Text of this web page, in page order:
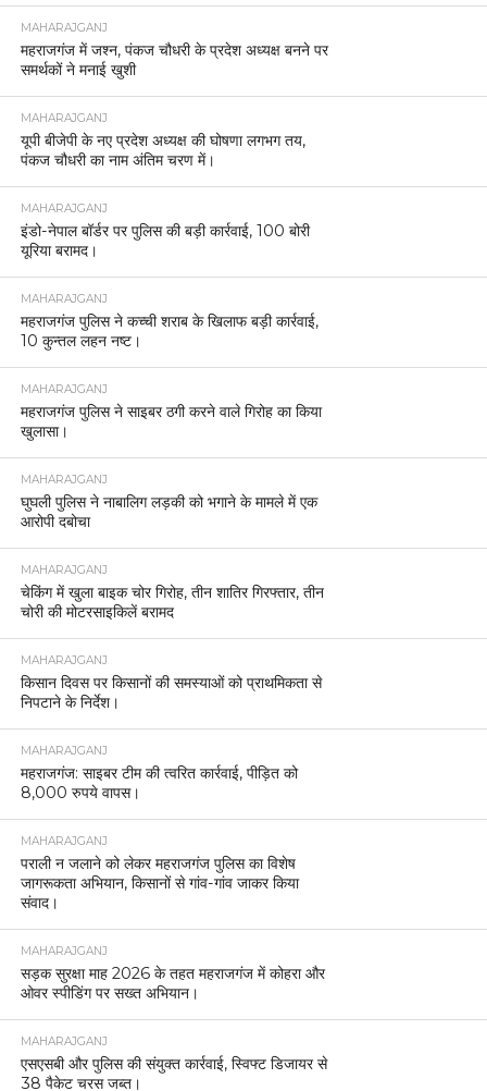
MAHARAJGANJ
महराजगंज में जश्न, पंकज चौधरी के प्रदेश अध्यक्ष बनने पर
समर्थकों ने मनाई खुशी
MAHARAJGANJ
यूपी बीजेपी के नए प्रदेश अध्यक्ष की घोषणा लगभग तय,
पंकज चौधरी का नाम अंतिम चरण में।
MAHARAJGANJ
इंडो-नेपाल बॉर्डर पर पुलिस की बड़ी कार्रवाई, 100 बोरी
यूरिया बरामद।
MAHARAJGANJ
महराजगंज पुलिस ने कच्ची शराब के खिलाफ बड़ी कार्रवाई,
10 कुन्तल लहन नष्ट।
MAHARAJGANJ
महराजगंज पुलिस ने साइबर ठगी करने वाले गिरोह का किया
खुलासा।
MAHARAJGANJ
घुघली पुलिस ने नाबालिग लड़की को भगाने के मामले में एक
आरोपी दबोचा
MAHARAJGANJ
चेकिंग में खुला बाइक चोर गिरोह, तीन शातिर गिरफ्तार, तीन
चोरी की मोटरसाइकिलें बरामद
MAHARAJGANJ
किसान दिवस पर किसानों की समस्याओं को प्राथमिकता से
निपटाने के निर्देश।
MAHARAJGANJ
महराजगंज: साइबर टीम की त्वरित कार्रवाई, पीड़ित को
8,000 रुपये वापस।
MAHARAJGANJ
पराली न जलाने को लेकर महराजगंज पुलिस का विशेष
जागरूकता अभियान, किसानों से गांव-गांव जाकर किया
संवाद।
MAHARAJGANJ
सड़क सुरक्षा माह 2026 के तहत महराजगंज में कोहरा और
ओवर स्पीडिंग पर सख्त अभियान।
MAHARAJGANJ
एसएसबी और पुलिस की संयुक्त कार्रवाई, स्विफ्ट डिजायर से
38 पैकेट चरस जब्त।